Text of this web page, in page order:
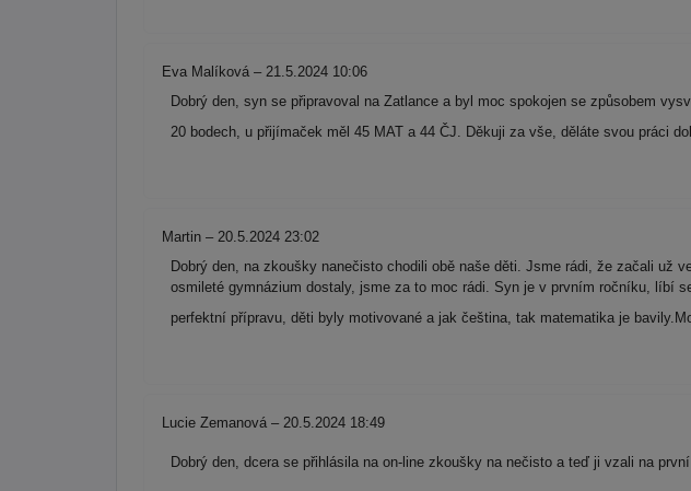
Eva Malíková – 21.5.2024 10:06
Dobrý den, syn se připravoval na Zatlance a byl moc spokojen se způsobem
20 bodech, u přijímaček měl 45 MAT a 44 ČJ. Děkuji za vše, děláte svou práci
Martin – 20.5.2024 23:02
Dobrý den, na zkoušky nanečisto chodili obě naše děti. Jsme rádi, že začali
osmileté gymnázium dostaly, jsme za to moc rádi. Syn je v prvním ročníku, líbí
perfektní přípravu, děti byly motivované a jak čeština, tak matematika je
Lucie Zemanová – 20.5.2024 18:49
Dobrý den, dcera se přihlásila na on-line zkoušky na nečisto a teď ji vzali na